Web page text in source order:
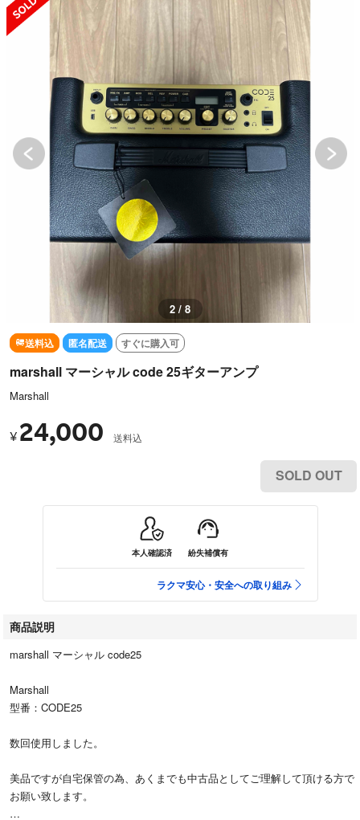
3 / 8
送料込 匿名配送 すぐに購入可
marshall マーシャル code 25ギターアンプ
Marshall
¥ 24,000 送料込
SOLD OUT
本人確認済 紛失補償有
ラクマ安心・安全への取り組み
商品説明
marshall マーシャル code25
Marshall
型番：CODE25
数回使用しました。
美品ですが自宅保管の為、あくまでも中古品としてご理解して頂ける方で
お願い致します。